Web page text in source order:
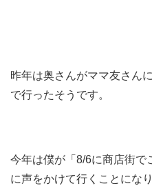
昨年は奥さんがママ友さん
で行ったそうです。
今年は僕が「8/6に商店街で
に声をかけて行くことになり